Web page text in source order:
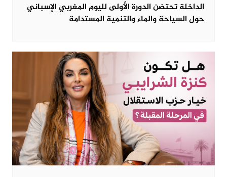
الداخلة تحتضن الدورة الأولى لليوم المغربي الإسباني
حول السياحة والماء والتنمية المستدامة